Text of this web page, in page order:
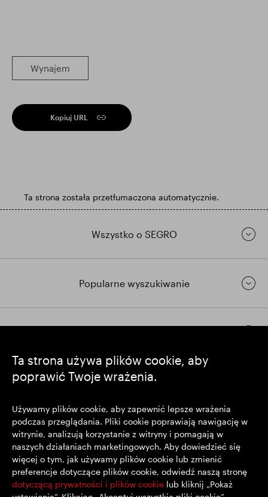
Ta strona używa plików cookie, aby
poprawić Twoje wrażenia.
Używamy plików cookie, aby zapewnić lepsze wrażenia
podczas przeglądania. Pliki cookie poprawiają nawigację w
witrynie, analizują korzystanie z witryny i pomagają w
naszych działaniach marketingowych. Aby dowiedzieć się
więcej o tym, jak używamy plików cookie lub zmienić
preferencje dotyczące plików cookie, odwiedź naszą stronę
dotyczącą prywatności i plików cookie lub kliknij „Pokaż
Wynajem
Kopiuj URL
Ta strona została przetłumaczona automatycznie.
Wszystko o SEGRO
Popularne wyszukiwanie
https://www.linkedin.com/
https://www.youtube.com/
SEGRO plc
Siedziba: 1 New Burlington Place, Londyn W1S 2HR
Zarejestrowana w Wielkiej Brytanii pod nr 167591
Miejsce rejestracji: Anglia i Walia
© SEGRO 2022